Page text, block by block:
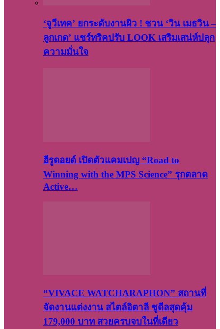
‘จูวีเทค’ ยกระดับงานผิว ! ชวน ‘วิน เมธวิน –
ลูกเกด’ แชร์ทริคปรับ LOOK เสริมเสน่ห์ปลุก
ความมั่นใจ
ฮีรูดอยด์ เปิดตัวแคมเปญ “Road to
Winning with the MPS Science” รุกตลาด
Active…
“VIVACE WATCHARAPHON” สถานที่
จัดงานแต่งงาน สไตล์อิตาลี ชูดีลสุดคุ้ม
179,000 บาท สวยครบจบในที่เดียว